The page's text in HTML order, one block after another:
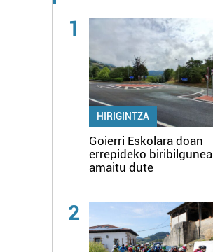
1
HIRIGINTZA
Goierri Eskolara doan
errepideko biribilgunea
amaitu dute
2